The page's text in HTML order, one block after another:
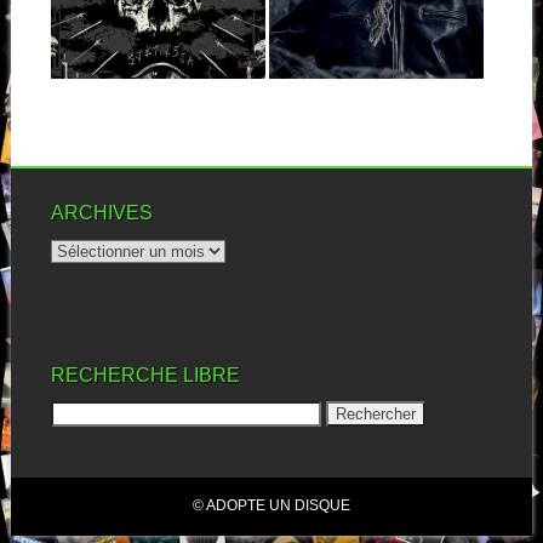
peu insaisissable, ces
dernières...
▶
un secret belge bien gardé.
Rares...
ARCHIVES
RECHERCHE LIBRE
© ADOPTE UN DISQUE